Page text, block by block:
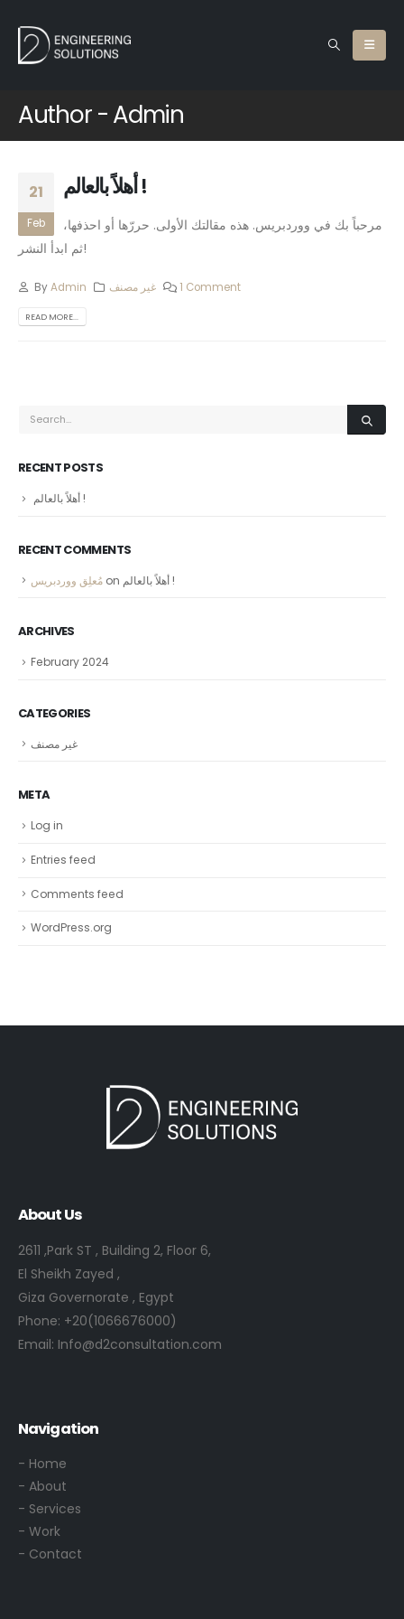
Author - Admin
21
Feb
أهلاً بالعالم !
مرحباً بك في ووردبريس. هذه مقالتك الأولى. حررّها أو احذفها،
ثم ابدأ النشر!
ByAdmin غير مصنف 1 Comment
READ MORE...
RECENT POSTS
أهلاً بالعالم !
RECENT COMMENTS
مُعلِق ووردبريس on أهلاً بالعالم !
ARCHIVES
February 2024
CATEGORIES
غير مصنف
META
Log in
Entries feed
Comments feed
WordPress.org
About Us
2611 ,Park ST , Building 2, Floor 6,
El Sheikh Zayed ,
Giza Governorate , Egypt
Phone: +20(1066676000)
Email: Info@d2consultation.com
Navigation
- Home
- About
- Services
- Work
- Contact